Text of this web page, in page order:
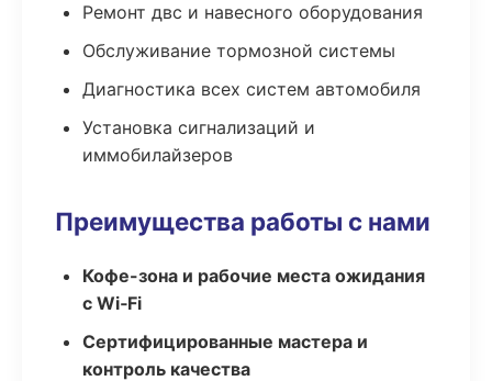
Ремонт двс и навесного оборудования
Обслуживание тормозной системы
Диагностика всех систем автомобиля
Установка сигнализаций и
иммобилайзеров
Преимущества работы с нами
Кофе-зона и рабочие места ожидания
с Wi‑Fi
Сертифицированные мастера и
контроль качества